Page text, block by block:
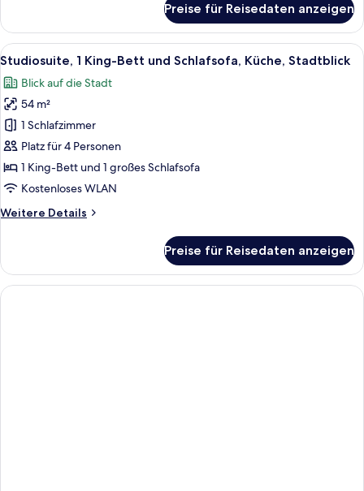
anzeigen
1 King-
Bett
und
barrierefrei,
Küche
(Bathtub)
Preise für Reisedaten anzeigen
Alle
Fotos
für
Studiosuite,
1 King-
Bett
und
Schlafsofa,
Stadtblick
Ein Hotelzimmer mit Sofa, Sessel,
8
Studiosuite, 1 King-Bett und Schlafsofa, Küche, Stadtblick
Blick auf die Stadt
54 m²
1 Schlafzimmer
Platz für 4 Personen
1 King-Bett und 1 großes Schlafsofa
Kostenloses WLAN
Weitere Details
Weitere
1 King-
Bett
und
Preise für Reisedaten anzeigen